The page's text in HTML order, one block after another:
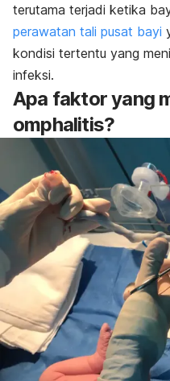
terutama terjadi ketika
perawatan tali pusat bayi
kondisi tertentu yang
infeksi.
Apa faktor yang
omphalitis?